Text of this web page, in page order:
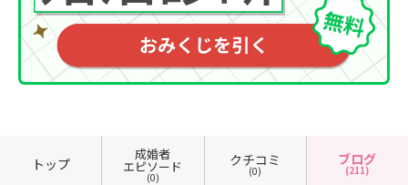
トップ
成婚者
エピソード
(0)
クチコミ
(0)
ブログ
(211)